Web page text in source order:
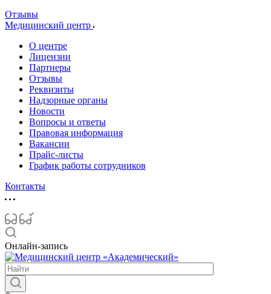
Отзывы
Медицинский центр
О центре
Лицензии
Партнеры
Отзывы
Реквизиты
Надзорные органы
Новости
Вопросы и ответы
Правовая информация
Вакансии
Прайс-листы
График работы сотрудников
Контакты
Онлайн-запись